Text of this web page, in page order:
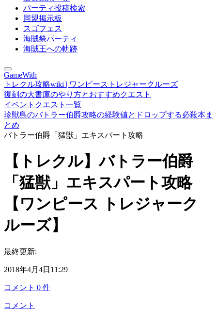
パーティ投稿検索
同盟掲示板
スゴフェス
海賊祭パーティ
海賊王への軌跡
GameWith
トレクル攻略wiki | ワンピーストレジャークルーズ
復刻の大書庫のやり方とおすすめクエスト
イベントクエスト一覧
珍獣島のバトラー伯爵攻略の経験値とドロップする必殺本ま
とめ
バトラー伯爵「猛獣」エキスパート攻略
【トレクル】バトラー伯爵
「猛獣」エキスパート攻略
【ワンピース トレジャーク
ルーズ】
最終更新:
2018年4月4日11:29
コメント 0 件
コメント